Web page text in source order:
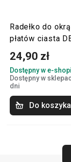
Radełko do
płatów ciasta
24,90 zł
Dostępny w e-
Dostępny w
dni
Do koszyka